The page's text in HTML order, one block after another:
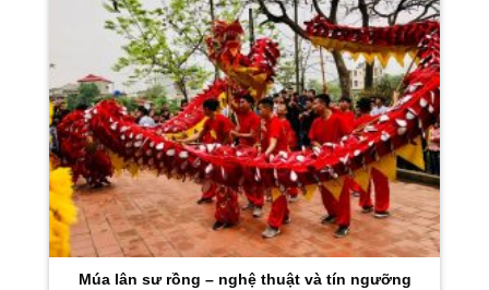
Múa lân sư rồng – nghệ thuật và tín ngưỡng